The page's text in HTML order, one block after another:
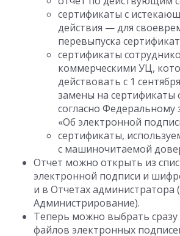
сертификаты с
действия — для
перевыпуска
сертификаты
коммерческими УЦ,
действовать с 1
замены на сертификаты
согласно
«Об электронной
сертификаты,
с машиночитаемой
Отчет можно открыть из
электронной подписи и
и в Отчетах администратора
Администрирование).
Теперь можно выбрать сразу
файлов электронных